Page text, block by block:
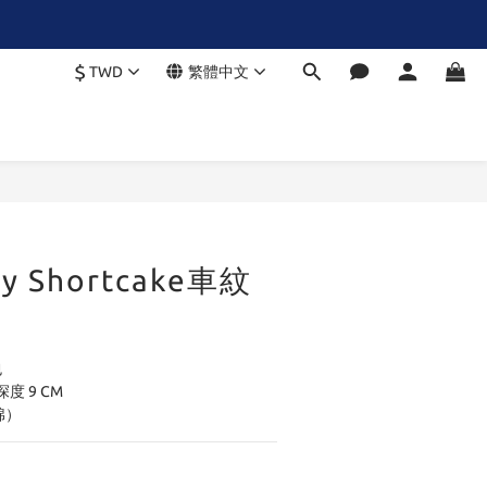
$ TWD 繁體中文
Shortcake車紋
度 9 CM